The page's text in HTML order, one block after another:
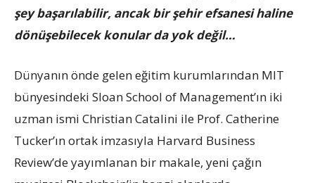
şey başarılabilir, ancak bir şehir efsanesi haline
dönüşebilecek konular da yok değil…
Dünyanın önde gelen eğitim kurumlarından MIT
bünyesindeki Sloan School of Management’ın iki
uzman ismi Christian Catalini ile Prof. Catherine
Tucker’ın ortak imzasıyla Harvard Business
Review’de yayımlanan bir makale, yeni çağın